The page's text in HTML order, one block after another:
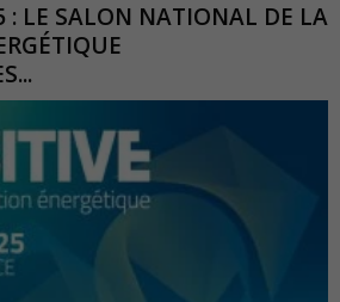
: LE SALON NATIONAL DE LA